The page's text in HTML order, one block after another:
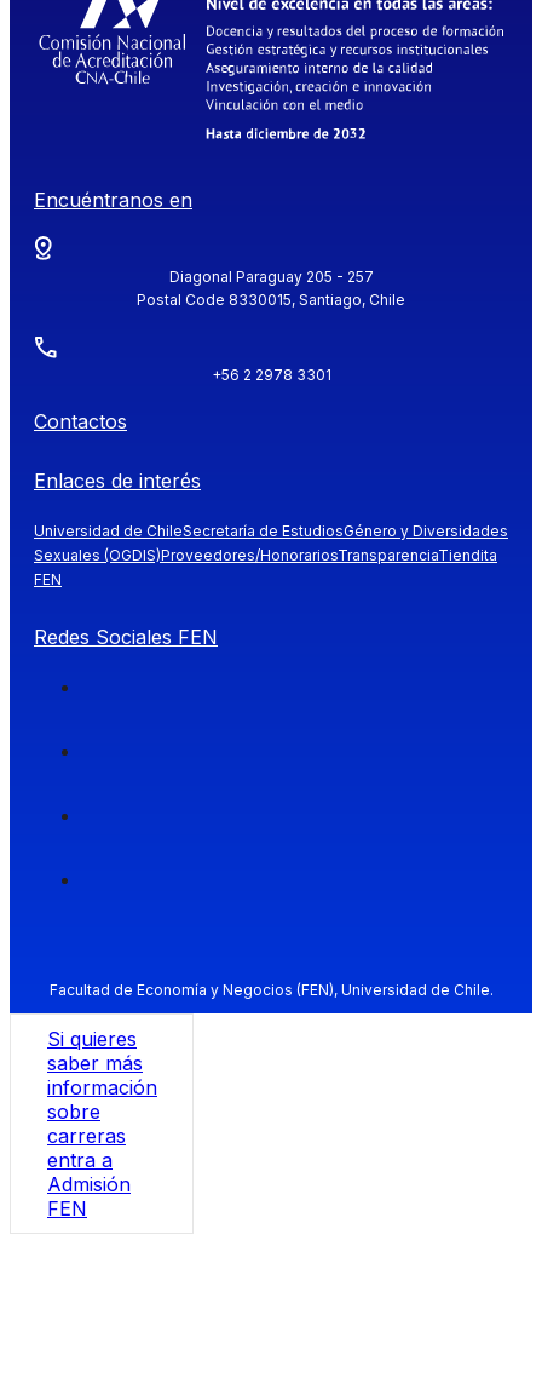
Encuéntranos en
Diagonal Paraguay 205 - 257
Postal Code 8330015, Santiago, Chile
+56 2 2978 3301
Contactos
Enlaces de interés
Universidad de ChileSecretaría de EstudiosGénero y Diversidades
Sexuales (OGDIS)Proveedores/HonorariosTransparenciaTiendita
FEN
Redes Sociales FEN
Facultad de Economía y Negocios (FEN), Universidad de Chile.
Si quieres
saber más
información
sobre
carreras
entra a
Admisión
FEN